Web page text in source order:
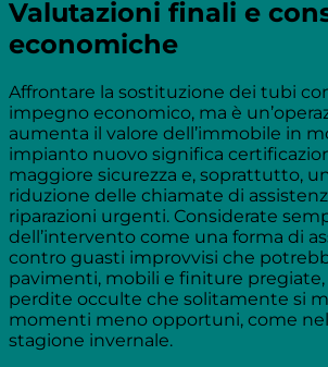
Valutazioni finali e
economiche
Affrontare la sostituzione dei tubi
impegno economico, ma è
aumenta il valore dell’immobile in
impianto nuovo significa
maggiore sicurezza e, soprattutto,
riduzione delle chiamate di
riparazioni urgenti. Considerate
dell’intervento come una forma di
contro guasti improvvisi che
pavimenti, mobili e finiture pregiate,
perdite occulte che solitamente si
momenti meno opportuni, come
stagione invernale.